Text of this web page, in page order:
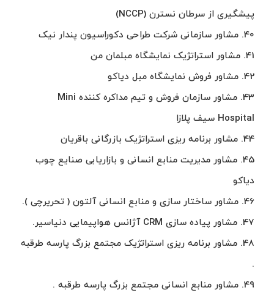
پیشگیری از سرطان نسترن (NCCP)
40. مشاور سازمانی شرکت طراحی دکوراسیون پندار نیک
41. مشاور استراتژیک نمایشگاه مبلمان من
42. مشاور فروش نمایشگاه مبل دیاکو
43. مشاور سازمان فروش و تیم مداکره کننده Mini
Hospital سیف پلازا
44. مشاور برنامه ریزی استراتژیک بازرگانی باقریان
45. مشاور مدیریت منابع انسانی و بازاریابی صنایع چوب
دیاکو
46. مشاور ساختار سازی و منابع انسانی آلتون ( تحریرچی ).
47. مشاور پیاده سازی CRM آژانس هواپیمایی دنیاسیر.
48. مشاور برنامه ریزی استراتژیک مجتمع بزرگ پارسه طرقبه
.
49. مشاور منابع انسانی مجتمع بزرگ پارسه طرقبه .